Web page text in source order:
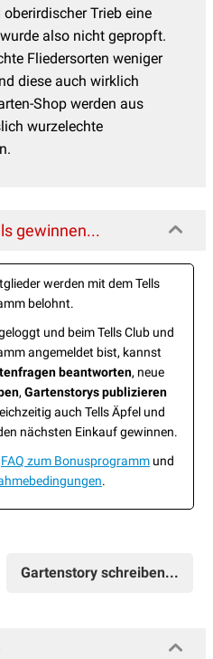
Trieb eine
also nicht gepropft.
Fliedersorten weniger
diese auch wirklich
Shop werden aus
wurzelechte
gewinnen...
werden mit dem Tells
belohnt.
und beim Tells Club und
angemeldet bist, kannst
beantworten, neue
, Gartenstorys publizieren
auch Tells Äpfel und
nächsten Einkauf gewinnen.
FAQ zum Bonusprogramm und
.
Gartenstory schreiben...